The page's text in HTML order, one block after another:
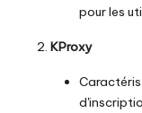
pour les
KProxy